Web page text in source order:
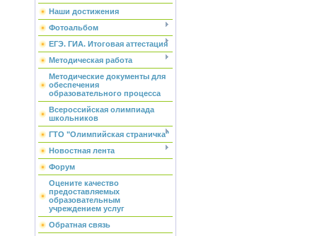
Наши достижения
Фотоальбом
ЕГЭ. ГИА. Итоговая аттестация
Методическая работа
Методические документы для
обеспечения
образовательного процесса
Всероссийская олимпиада
школьников
ГТО "Олимпийская страничка"
Новостная лента
Форум
Оцените качество
предоставляемых
образовательным
учреждением услуг
Обратная связь